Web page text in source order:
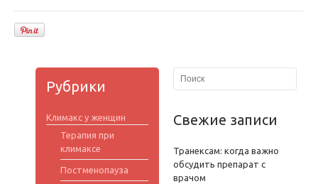
Рубрики
Климакс у женщин
Терапия при
климаксе
Постменопауза
Свежие записи
Транексам: когда важно
обсудить препарат с
врачом